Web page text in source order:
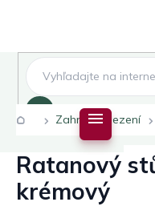
DomůZahradní sezení
Ratanový
krémový